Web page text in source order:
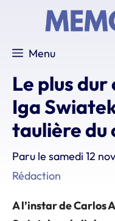
Menu
Le plus
Iga
taulière du
Paru le samedi 12
Rédaction
A l’instar de Carlos